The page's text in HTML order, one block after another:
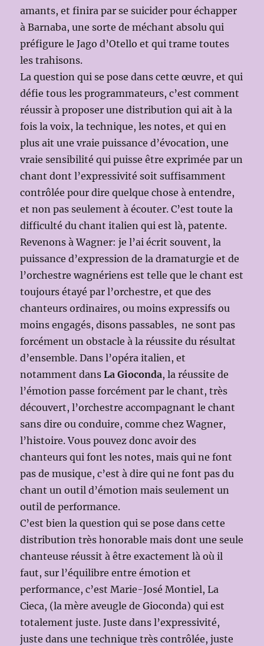
amants, et finira par se suicider pour échapper
à Barnaba, une sorte de méchant absolu qui
préfigure le Jago d’Otello et qui trame toutes
les trahisons.
La question qui se pose dans cette œuvre, et qui
défie tous les programmateurs, c’est comment
réussir à proposer une distribution qui ait à la
fois la voix, la technique, les notes, et qui en
plus ait une vraie puissance d’évocation, une
vraie sensibilité qui puisse être exprimée par un
chant dont l’expressivité soit suffisamment
contrôlée pour dire quelque chose à entendre,
et non pas seulement à écouter. C’est toute la
difficulté du chant italien qui est là, patente.
Revenons à Wagner: je l’ai écrit souvent, la
puissance d’expression de la dramaturgie et de
l’orchestre wagnériens est telle que le chant est
toujours étayé par l’orchestre, et que des
chanteurs ordinaires, ou moins expressifs ou
moins engagés, disons passables, ne sont pas
forcément un obstacle à la réussite du résultat
d’ensemble. Dans l’opéra italien, et
notamment dansLa Gioconda, la réussite de
l’émotion passe forcément par le chant, très
découvert, l’orchestre accompagnant le chant
sans dire ou conduire, comme chez Wagner,
l’histoire. Vous pouvez donc avoir des
chanteurs qui font les notes, mais qui ne font
pas de musique, c’est à dire qui ne font pas du
chant un outil d’émotion mais seulement un
outil de performance.
C’est bien la question qui se pose dans cette
distribution très honorable mais dont une seule
chanteuse réussit à être exactement là où il
faut, sur l’équilibre entre émotion et
performance, c’est Marie-José Montiel, La
Cieca, (la mère aveugle de Gioconda) qui est
totalement juste. Juste dans l’expressivité,
juste dans une technique très contrôlée, juste